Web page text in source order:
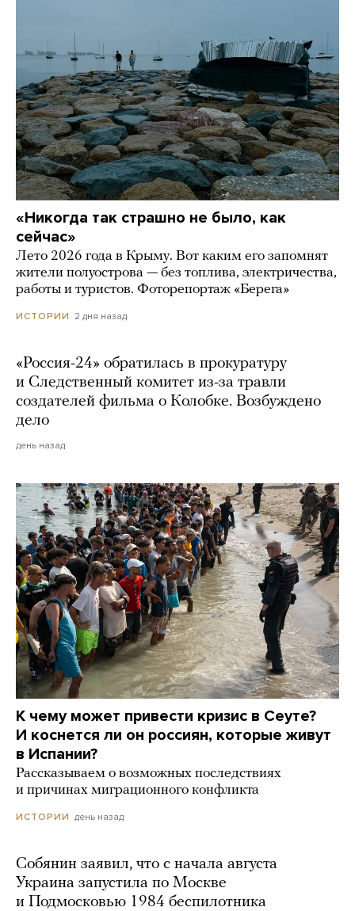
«Никогда так страшно не было, как
сейчас»
Лето 2026 года в Крыму. Вот каким его запомнят
жители полуострова — без топлива, электричества,
работы и туристов. Фоторепортаж «Берега»
ИСТОРИИ 2 дня назад
«Россия-24» обратилась в прокуратуру
и Следственный комитет из-за травли
создателей фильма о Колобке. Возбуждено
дело
день назад
К чему может привести кризис в Сеуте?
И коснется ли он россиян, которые живут
в Испании?
Рассказываем о возможных последствиях
и причинах миграционного конфликта
ИСТОРИИ день назад
Собянин заявил, что с начала августа
Украина запустила по Москве
и Подмосковью 1984 беспилотника